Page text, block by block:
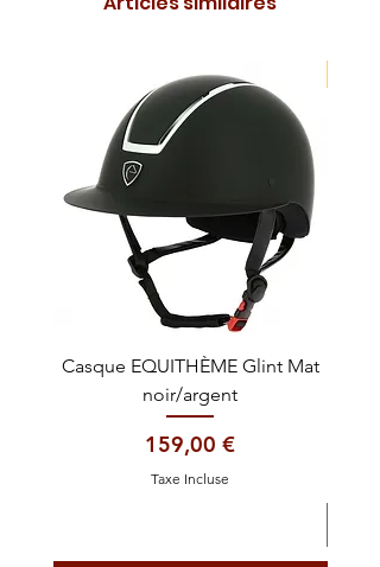
Casque EQUITHÈME Glint Mat
noir/argent
Prix
159,00 €
Taxe Incluse